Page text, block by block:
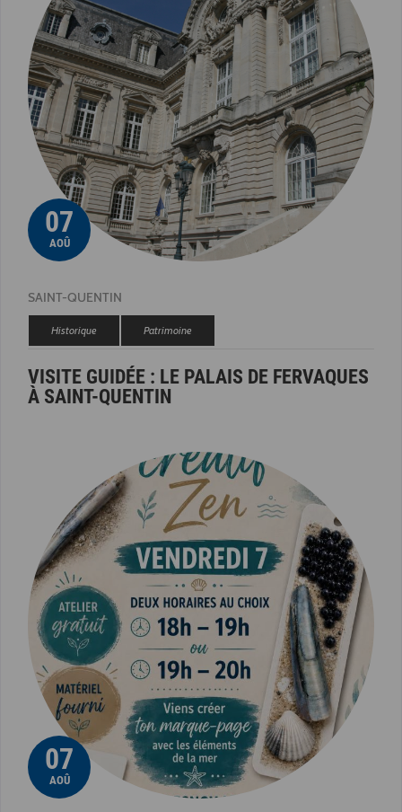
07
AOÛ
SAINT-QUENTIN
Historique Patrimoine
VISITE GUIDÉE : LE PALAIS DE FERVAQUES
À SAINT-QUENTIN
07
AOÛ